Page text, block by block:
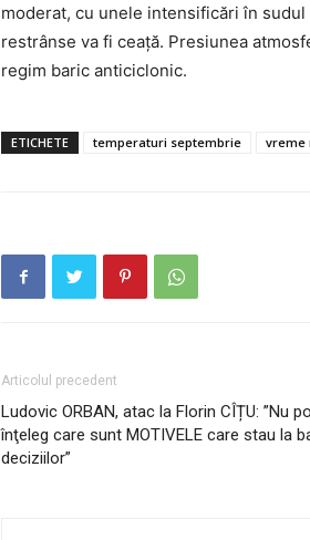
PUBLICĂ
moderat, cu unele intensificări în
restrânse va fi ceaţă. Presiunea
regim baric anticiclonic.
ETICHETE temperaturi septembrie vreme
Articolul precedent
Ludovic ORBAN, atac la Florin CÎȚU: ”Nu
înţeleg care sunt MOTIVELE care stau la
deciziilor”